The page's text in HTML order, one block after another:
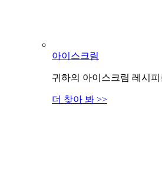
아이스크림
귀하의 아이스크림 레시
더 찾아 봐 >>